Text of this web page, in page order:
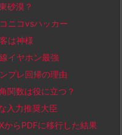
砂漠？
ニコvsハッカー
は神様
イヤホン最強
プレ回帰の理由
数は役に立つ？
入力推奨大臣
らPDFに移行した結果